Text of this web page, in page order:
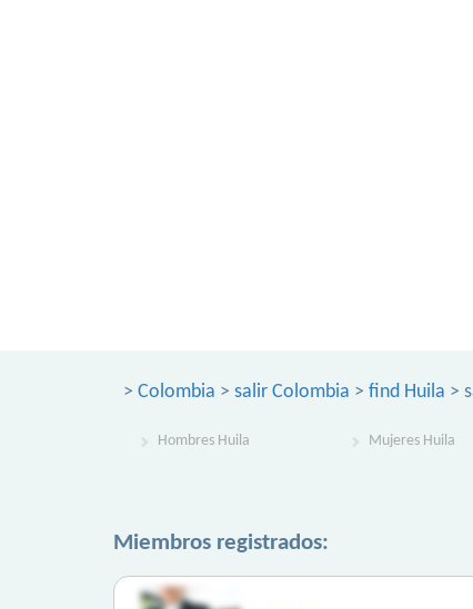
> Colombia > salir Colombia > find Huila >
Hombres Huila Mujeres Huila
Miembros registrados: